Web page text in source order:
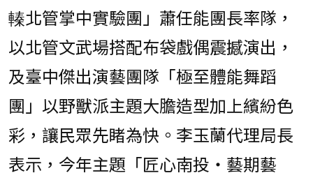
轃北管掌中實驗團」蕭任能團長率隊，
以北管文武場搭配布袋戲偶震撼演出，
及臺中傑出演藝團隊「極至體能舞蹈
團」以野獸派主題大膽造型加上繽紛色
彩，讓民眾先睹為快。李玉蘭代理局長
表示，今年主題「匠心南投‧藝期藝